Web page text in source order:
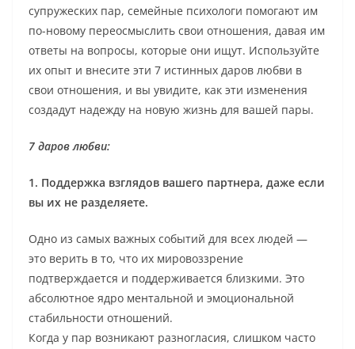
супружеских пар, семейные психологи помогают им
по-новому переосмыслить свои отношения, давая им
ответы на вопросы, которые они ищут. Используйте
их опыт и внесите эти 7 истинных даров любви в
свои отношения, и вы увидите, как эти изменения
создадут надежду на новую жизнь для вашей пары.
7 даров любви:
1. Поддержка взглядов вашего партнера, даже если
вы их не разделяете.
Одно из самых важных событий для всех людей —
это верить в то, что их мировоззрение
подтверждается и поддерживается близкими. Это
абсолютное ядро ментальной и эмоциональной
стабильности отношений.
Когда у пар возникают разногласия, слишком часто